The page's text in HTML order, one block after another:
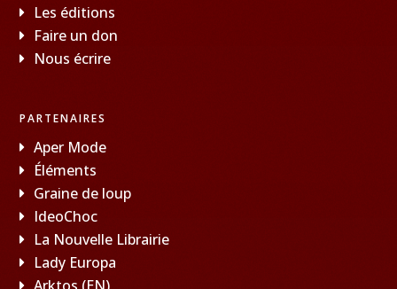
Les éditions
Faire un don
Nous écrire
PARTENAIRES
Aper Mode
Éléments
Graine de loup
IdeoChoc
La Nouvelle Librairie
Lady Europa